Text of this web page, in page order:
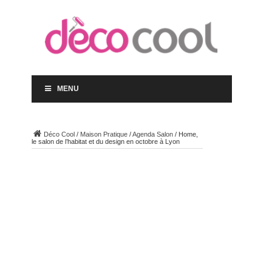
MENU
Déco Cool/ Maison Pratique/Agenda Salon/ Home,
le salon de l’habitat et du design en octobre à Lyon